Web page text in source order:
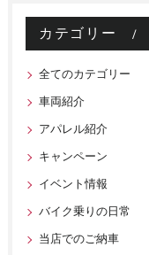
カテゴリー
全てのカテゴリー
車両紹介
アパレル紹介
キャンペーン
イベント情報
バイク乗りの日常
当店でのご納車